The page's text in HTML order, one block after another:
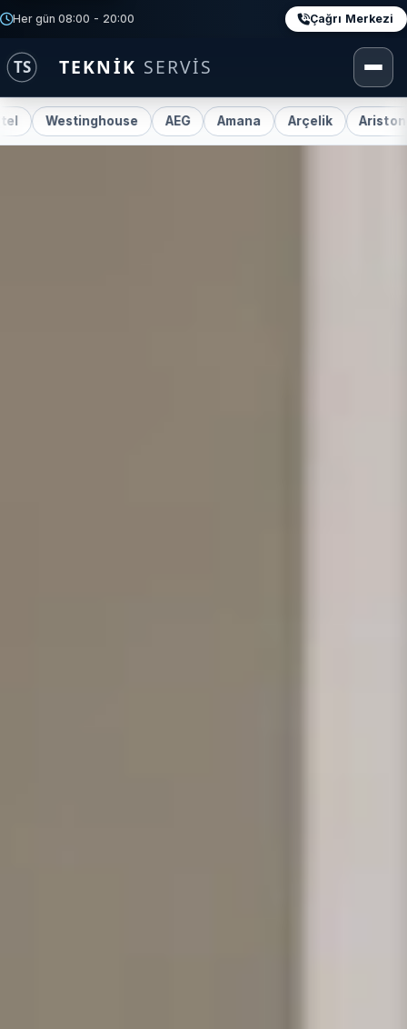
Her gün 08:00 - 20:00 Çağrı Merkezi
AEG Amana Arçelik Ariston Beko